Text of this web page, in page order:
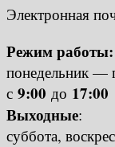
Электронная
Режим работы:
понедельник —
с 9:00 до 17:00
Выходные:
суббота,